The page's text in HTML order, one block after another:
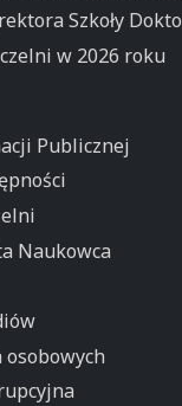
Szkoły
w 2026 roku
Publicznej
Naukowca
osobowych